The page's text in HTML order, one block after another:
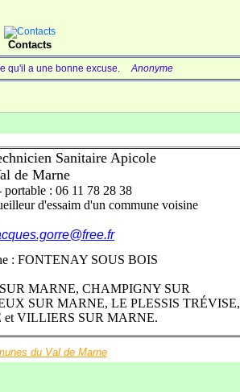
Contacts
qu'il a une bonne excuse. Anonyme
Sanitaire Apicole
de Marne
: 06 11 78 28 38
d'essaim d'un commune voisine
: FONTENAY SOUS BOIS
SUR MARNE, CHAMPIGNY SUR
SUR MARNE, LE PLESSIS TRÉVISE,
VILLIERS SUR MARNE.
du Val de Marne